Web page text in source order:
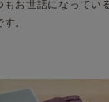
もお世話になってい
。